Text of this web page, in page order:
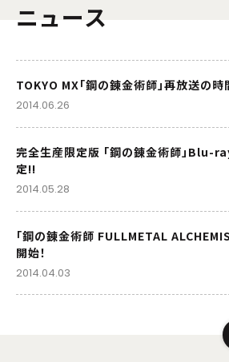
ニュース
TOKYO MX「鋼の錬金術師」再放送の時
2014.06.26
完全生産限定版 「鋼の錬金術師」Blu-
定!!
2014.05.28
「鋼の錬金術師 FULLMETAL
開始！
2014.04.03